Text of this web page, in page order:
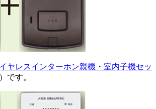
ヤレスインターホン親機・室内子機セッ
です。